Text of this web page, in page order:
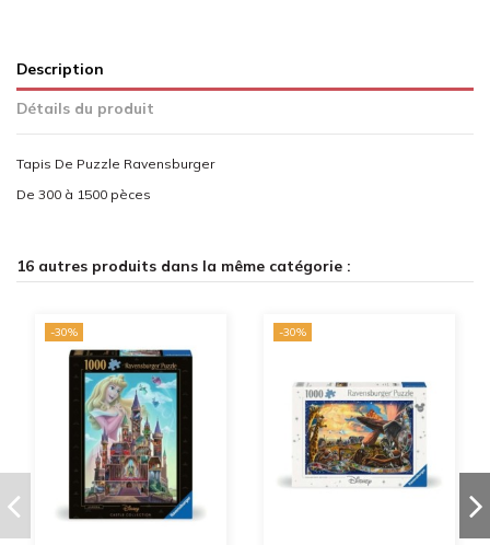
Description
Détails du produit
Tapis De Puzzle Ravensburger
De 300 à 1500 pèces
16 autres produits dans la même catégorie :
-30% -30%